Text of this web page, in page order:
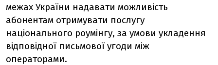
межах України надавати можливість
абонентам отримувати послугу
національного роумінгу, за умови укладення
відповідної письмової угоди між
операторами.